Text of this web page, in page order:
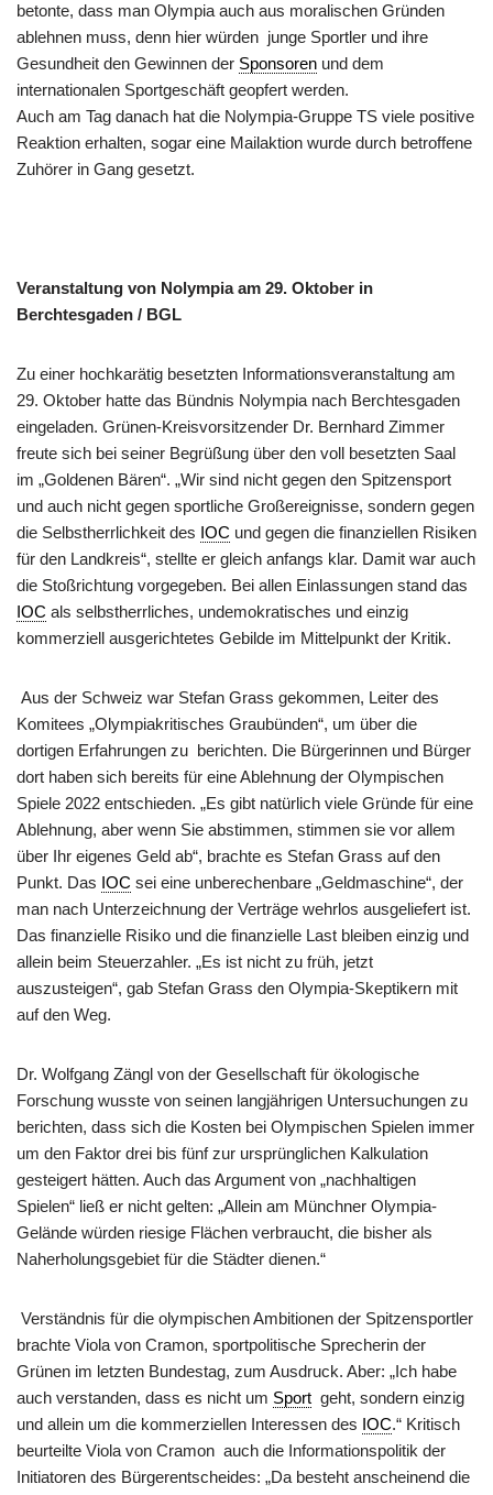
betonte, dass man Olympia auch aus moralischen Gründen
ablehnen muss, denn hier würden junge Sportler und ihre
Gesundheit den Gewinnen der Sponsoren und dem
internationalen Sportgeschäft geopfert werden.
Auch am Tag danach hat die Nolympia-Gruppe TS viele positive
Reaktion erhalten, sogar eine Mailaktion wurde durch betroffene
Zuhörer in Gang gesetzt.
Veranstaltung von Nolympiaam 29. Oktober in
Berchtesgaden / BGL
Zu einer hochkarätig besetzten Informationsveranstaltung am
29. Oktober hatte das Bündnis Nolympia nach Berchtesgaden
eingeladen. Grünen-Kreisvorsitzender Dr. Bernhard Zimmer
freute sich bei seiner Begrüßung über den voll besetzten Saal
im „Goldenen Bären“. „Wir sind nicht gegen den Spitzensport
und auch nicht gegen sportliche Großereignisse, sondern gegen
die Selbstherrlichkeit des IOC und gegen die finanziellen Risiken
für den Landkreis“, stellte er gleich anfangs klar. Damit war auch
die Stoßrichtung vorgegeben. Bei allen Einlassungen stand das
IOC als selbstherrliches, undemokratisches und einzig
kommerziell ausgerichtetes Gebilde im Mittelpunkt der Kritik.
Aus der Schweiz war Stefan Grass gekommen, Leiter des
Komitees „Olympiakritisches Graubünden“, um über die
dortigen Erfahrungen zu berichten. Die Bürgerinnen und Bürger
dort haben sich bereits für eine Ablehnung der Olympischen
Spiele 2022 entschieden. „Es gibt natürlich viele Gründe für eine
Ablehnung, aber wenn Sie abstimmen, stimmen sie vor allem
über Ihr eigenes Geld ab“, brachte es Stefan Grass auf den
Punkt. Das IOC sei eine unberechenbare „Geldmaschine“, der
man nach Unterzeichnung der Verträge wehrlos ausgeliefert ist.
Das finanzielle Risiko und die finanzielle Last bleiben einzig und
allein beim Steuerzahler. „Es ist nicht zu früh, jetzt
auszusteigen“, gab Stefan Grass den Olympia-Skeptikern mit
auf den Weg.
Dr. Wolfgang Zängl von der Gesellschaft für ökologische
Forschung wusste von seinen langjährigen Untersuchungen zu
berichten, dass sich die Kosten bei Olympischen Spielen immer
um den Faktor drei bis fünf zur ursprünglichen Kalkulation
gesteigert hätten. Auch das Argument von „nachhaltigen
Spielen“ ließ er nicht gelten: „Allein am Münchner Olympia-
Gelände würden riesige Flächen verbraucht, die bisher als
Naherholungsgebiet für die Städter dienen.“
Verständnis für die olympischen Ambitionen der Spitzensportler
brachte Viola von Cramon, sportpolitische Sprecherin der
Grünen im letzten Bundestag, zum Ausdruck. Aber: „Ich habe
auch verstanden, dass es nicht um Sport geht, sondern einzig
und allein um die kommerziellen Interessen des IOC.“ Kritisch
beurteilte Viola von Cramon auch die Informationspolitik der
Initiatoren des Bürgerentscheides: „Da besteht anscheinend die